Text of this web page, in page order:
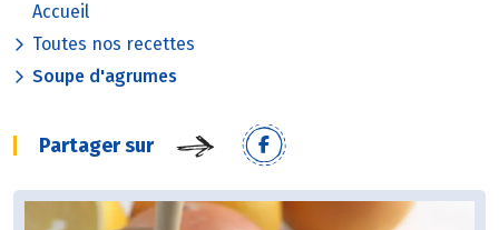
Accueil
Toutes nos recettes
Soupe d'agrumes
Partager sur